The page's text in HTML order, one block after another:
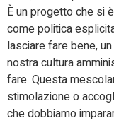
È un progetto che si
come politica
lasciare fare bene,
nostra cultura
fare. Questa
stimolazione o
che dobbiamo